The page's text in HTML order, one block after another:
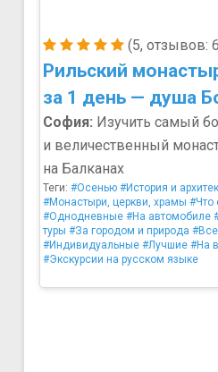
(5, отзывов:
Рильский
за 1 день — душа
София: Изучить самый
и величественный
на Балканах
Теги: #Осенью #История и
#Монастыри, церкви, храмы #Что
#Однодневные #На автомобиле
туры #За городом и природа #Все
#Индивидуальные #Лучшие #На
#Экскурсии на русском языке